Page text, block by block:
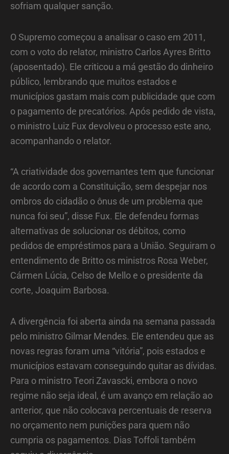
sofriam qualquer sanção.
O Supremo começou a analisar o caso em 2011,
com o voto do relator, ministro Carlos Ayres Britto
(aposentado). Ele criticou a má gestão do dinheiro
público, lembrando que muitos estados e
municípios gastam mais com publicidade que com
o pagamento de precatórios. Após pedido de vista,
o ministro Luiz Fux devolveu o processo este ano,
acompanhando o relator.
“A criatividade dos governantes tem que funcionar
de acordo com a Constituição, sem despejar nos
ombros do cidadão o ônus de um problema que
nunca foi seu”, disse Fux. Ele defendeu formas
alternativas de solucionar os débitos, como
pedidos de empréstimos para a União. Seguiram o
entendimento de Britto os ministros Rosa Weber,
Cármen Lúcia, Celso de Mello e o presidente da
corte, Joaquim Barbosa.
A divergência foi aberta ainda na semana passada
pelo ministro Gilmar Mendes. Ele entendeu que as
novas regras foram uma “vitória”, pois estados e
municípios estavam conseguindo quitar as dívidas.
Para o ministro Teori Zavascki, embora o novo
regime não seja ideal, é um avanço em relação ao
anterior, que não colocava percentuais de reserva
no orçamento nem punições para quem não
cumpria os pagamentos. Dias Toffoli também